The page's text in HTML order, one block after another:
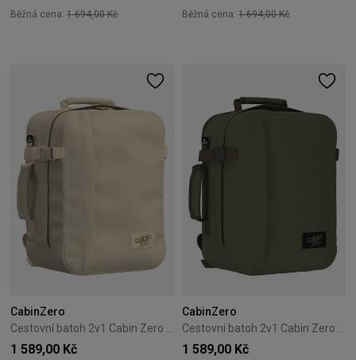
Běžná cena: 1 694,00 Kč Běžná cena: 1 694,00 Kč
CabinZero
1 589,00 Kč
CabinZero
1 589,00 Kč